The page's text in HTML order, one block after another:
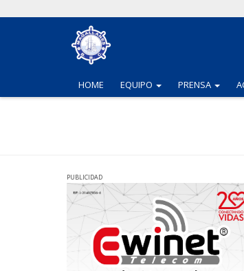
HOME EQUIPO (CURRENT)
PRENSA
PUBLICIDAD